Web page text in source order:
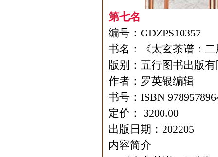
第七名
编号：GDZPS10357
书名：《太玄茶谱：
版别：五行图书出版
作者：罗英银编辑
书号：ISBN
定价： 3200.00
出版日期：202205
内容简介